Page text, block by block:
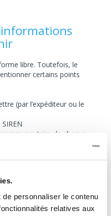
personnaliser le contenu
relatives aux
libre. Toutefois, le
certains points
(par l’expéditeur ou le
de chaque
transporteur)
a été prise en charge et la
quantité, son poids, ou son